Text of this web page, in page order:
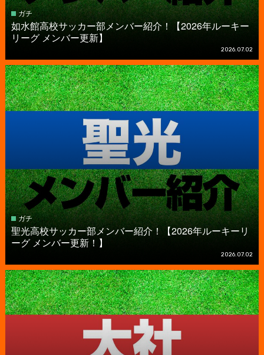
ガチ
如水館高校サッカー部メンバー紹介！【2026年ルーキー
リーグ メンバー更新】
2026.07.02
ガチ
聖光高校サッカー部メンバー紹介！【2026年ルーキーリ
ーグ メンバー更新！】
2026.07.02